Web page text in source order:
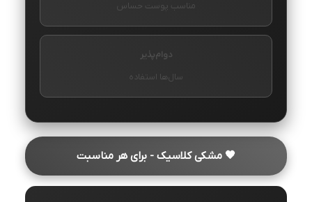
مناسب پوست حساس
دوام‌پذیر
سال‌ها استفاده
🖤 مشکی کلاسیک - برای هر مناسبت